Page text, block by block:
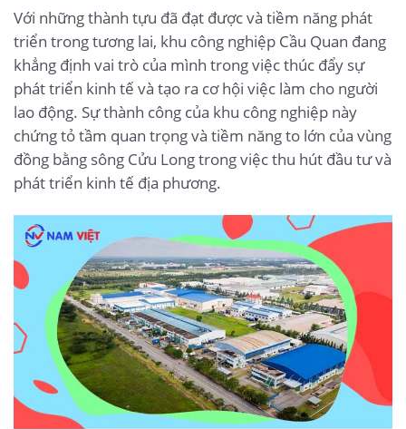
Với những thành tựu đã đạt được và tiềm năng phát
triển trong tương lai, khu công nghiệp Cầu Quan đang
khẳng định vai trò của mình trong việc thúc đẩy sự
phát triển kinh tế và tạo ra cơ hội việc làm cho người
lao động. Sự thành công của khu công nghiệp này
chứng tỏ tầm quan trọng và tiềm năng to lớn của vùng
đồng bằng sông Cửu Long trong việc thu hút đầu tư và
phát triển kinh tế địa phương.